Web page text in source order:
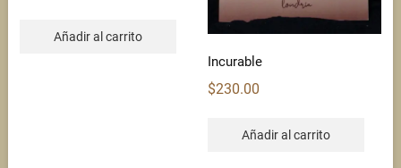
Añadir al carrito
Incurable
$230.00
Añadir al carrito